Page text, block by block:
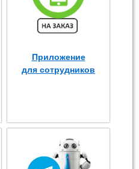
Приложение
для сотрудников